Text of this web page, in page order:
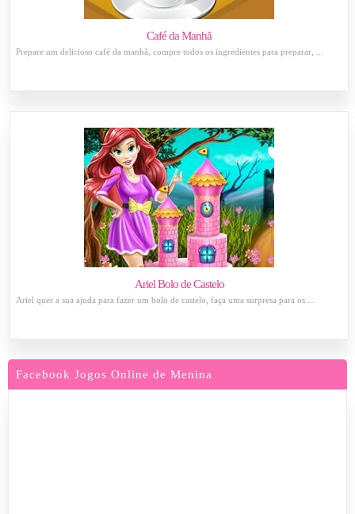
Café da Manhã
Prepare um delicioso café da manhã, compre todos os ingredientes para preparar, ...
Ariel Bolo de Castelo
Ariel quer a sua ajuda para fazer um bolo de castelo, faça uma surpresa para os ...
Facebook Jogos Online de Menina